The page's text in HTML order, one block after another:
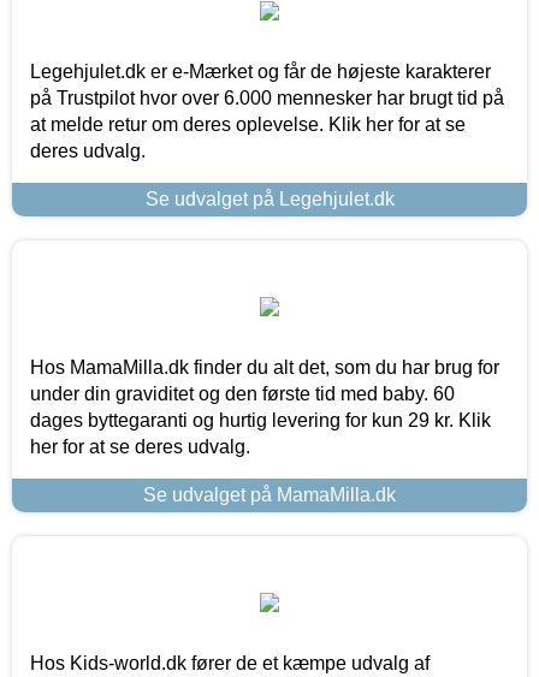
Legehjulet.dk er e-Mærket og får de højeste karakterer
på Trustpilot hvor over 6.000 mennesker har brugt tid på
at melde retur om deres oplevelse. Klik her for at se
deres udvalg.
Se udvalget på Legehjulet.dk
Hos MamaMilla.dk finder du alt det, som du har brug for
under din graviditet og den første tid med baby. 60
dages byttegaranti og hurtig levering for kun 29 kr. Klik
her for at se deres udvalg.
Se udvalget på MamaMilla.dk
Hos Kids-world.dk fører de et kæmpe udvalg af